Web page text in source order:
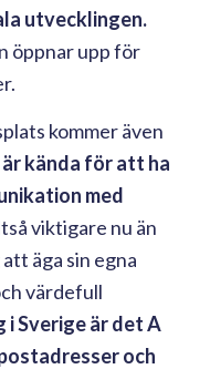
utvecklingen.
öppnar upp för
kommer även
kända för att ha
med
viktigare nu än
äga sin egna
värdefull
i Sverige är det A
och